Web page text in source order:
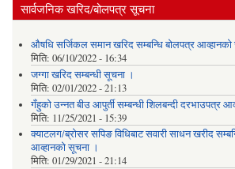
सार्वजनिक खरिद/बोलपत्र सूचना
औषधि सर्जिकल समान खरिद सम्बन्धि बोलपत्र आव्हानको
मिति: 06/10/2022 - 16:34
जग्गा खरिद सम्बन्धी सूचना ।
मिति: 02/01/2022 - 21:13
गँहुकाे उन्नत बीउ आपुर्ती सम्बन्धी शिलबन्दी दरभाउपत्र
मिति: 11/25/2021 - 15:39
क्याटलग/ब्रोसर सपिङ विधिबाट सवारी साधन खरीद
आव्हानको सूचना ।
मिति: 01/29/2021 - 21:14